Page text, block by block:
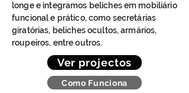
longe e integramos beliches em mobiliário
funcional e prático, como secretárias
giratórias, beliches ocultos, armários,
roupeiros, entre outros.
Ver projectos
Como Funciona